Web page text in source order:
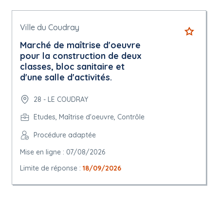
Ville du Coudray
Marché de maîtrise d'oeuvre
pour la construction de deux
classes, bloc sanitaire et
d'une salle d'activités.
28 - LE COUDRAY
Etudes, Maîtrise d'oeuvre, Contrôle
Procédure adaptée
Mise en ligne : 07/08/2026
Limite de réponse : 18/09/2026